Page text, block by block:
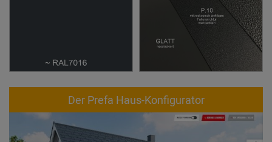
Der Prefa Haus-Konfigurator